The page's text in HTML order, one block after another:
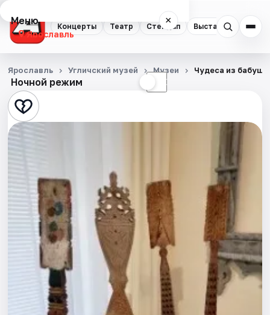
Концерты Театр Стендап Выставки
Меню ×
Ярославль
Концерты
Театр
Стендап
Выставки
Квесты
Экскурсии
События
Города
Площадки
Ночной режим ☾
Ярославль Угличский музей Музеи Чудеса из